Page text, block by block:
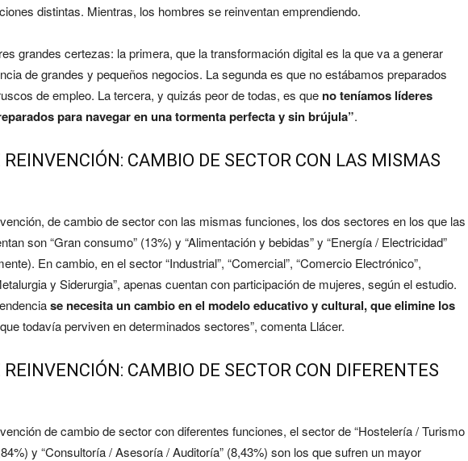
distintas. Mientras, los hombres se reinventan emprendiendo.
grandes certezas: la primera, que la transformación digital es la que va a generar
de grandes y pequeños negocios. La segunda es que no estábamos preparados
de empleo. La tercera, y quizás peor de todas, es que no teníamos líderes
para navegar en una tormenta perfecta y sin brújula”.
REINVENCIÓN: CAMBIO DE SECTOR CON LAS MISMAS
de cambio de sector con las mismas funciones, los dos sectores en los que las
son “Gran consumo” (13%) y “Alimentación y bebidas” y “Energía / Electricidad”
En cambio, en el sector “Industrial”, “Comercial”, “Comercio Electrónico”,
y Siderurgia”, apenas cuentan con participación de mujeres, según el estudio.
se necesita un cambio en el modelo educativo y cultural, que elimine los
que todavía perviven en determinados sectores”, comenta Llácer.
REINVENCIÓN: CAMBIO DE SECTOR CON DIFERENTES
de cambio de sector con diferentes funciones, el sector de “Hostelería / Turismo
y “Consultoría / Asesoría / Auditoría” (8,43%) son los que sufren un mayor